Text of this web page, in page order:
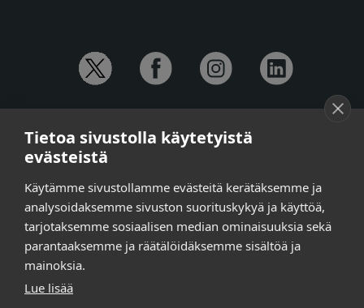
Anna-Mari Jaanu, kehittämispäällikkö,
puh. +358 50 572 4620
Henna Honkalo,
viestintäpäällikkö,
puh. +358 50 479 6618
Ilari Raiski, viestintä- ja tapahtumakoordinaattori,
puh. +358 45 130 3832
Susanna Laasio,
tarkeissatoissa[a]kt.fi
Tietoa sivustolla käytetyistä
evästeistä
Käytämme sivustollamme evästeitä kerätäksemme ja
analysoidaksemme sivuston suorituskykyä ja käyttöä,
tarjotaksemme sosiaalisen median ominaisuuksia sekä
parantaaksemme ja räätälöidäksemme sisältöä ja
mainoksia.
Lue lisää